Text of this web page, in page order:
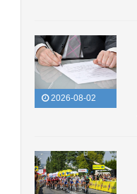
2026-08-02